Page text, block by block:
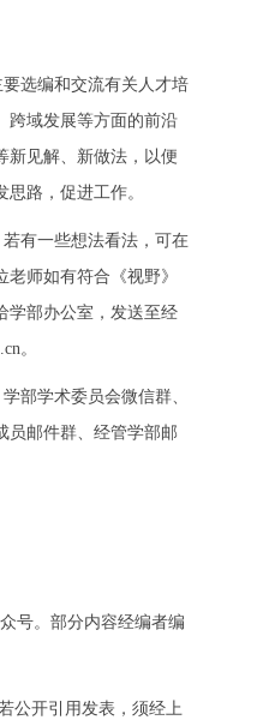
要选编和交流有关人才培
跨域发展等方面的前沿
新见解、新做法，以便
路，促进工作。
有一些想法看法，可在
师如有符合《视野》
学部办公室，发送至经
。
部学术委员会微信群、
员邮件群、经管学部邮
号。部分内容经编者编
公开引用发表，须经上